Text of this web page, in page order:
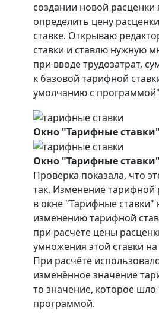
создании новой расценки
определить цену
ставке. Открываю
ставки и ставлю нужную
при вводе трудозатрат,
к базовой тарифной
умолчанию с
Окно "Тарифные
Окно "Тарифные
Проверка показала, что
так. Изменение тарифной
в окне "Тарифные ставки"
изменению тарифной
при расчёте цены
умножения этой ставки
При расчёте
изменённое значение
то значение, которое
программой.